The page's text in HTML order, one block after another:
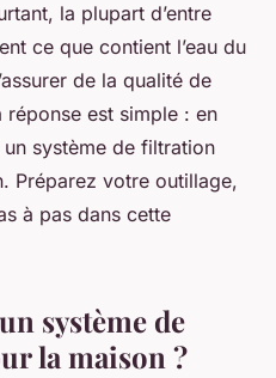
la plupart d’entre
ce que contient l’eau du
de la qualité de
réponse est simple : en
système de filtration
Préparez votre outillage,
à pas dans cette
système de
la maison ?